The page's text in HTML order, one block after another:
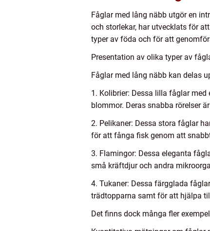
Fåglar med lång näbb utgör en
och storlekar, har utvecklats för
typer av föda och för att
Presentation av olika typer av
Fåglar med lång näbb kan delas
1. Kolibrier: Dessa lilla fåglar
blommor. Deras snabba rörelser
2. Pelikaner: Dessa stora fåglar
för att fånga fisk genom att
3. Flamingor: Dessa eleganta
små kräftdjur och andra
4. Tukaner: Dessa färgglada
trädtopparna samt för att hjälpa
Det finns dock många fler